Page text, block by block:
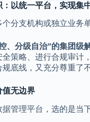
以统一平台，实现集
分支机构或独立业务
、分级自治”的集团级
全策略、进行合规审计
底线，又充分尊重了
值无边界
管理平台，选的是当